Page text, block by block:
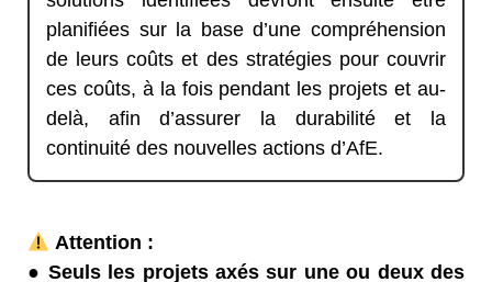
planifiées sur la base d’une compréhension
de leurs coûts et des stratégies pour couvrir
ces coûts, à la fois pendant les projets et au-
delà, afin d’assurer la durabilité et la
continuité des nouvelles actions d’AfE.
Attention :
● Seuls les projets axés sur une ou deux des